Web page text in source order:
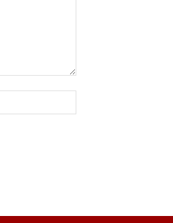
web: